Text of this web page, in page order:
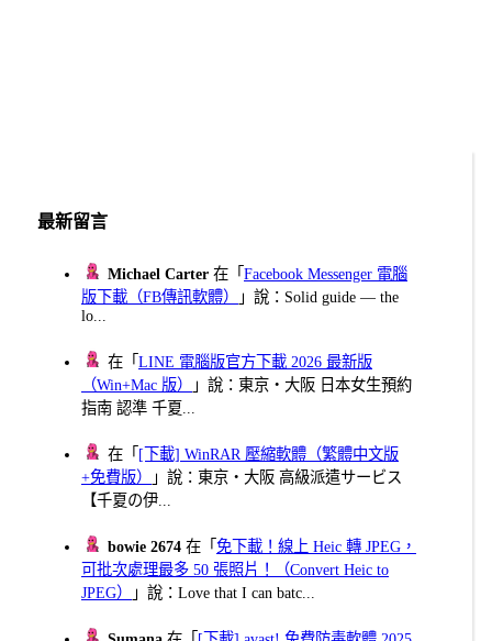
最新留言
Michael Carter 在「Facebook Messenger 電腦
版下載（FB傳訊軟體）
」說：Solid guide — the
lo...
在「LINE 電腦版官方下載 2026 最新版
（Win+Mac 版）
」說：東京・大阪 日本女生預約
指南 認準 千夏...
在「 [下載] WinRAR 壓縮軟體（繁體中文版
+免費版）
」說：東京・大阪 高級派遣サービス
【千夏の伊...
bowie 2674 在「免下載！線上 Heic 轉 JPEG，
可批次處理最多 50 張照片！（Convert Heic to
JPEG）
」說：Love that I can batc...